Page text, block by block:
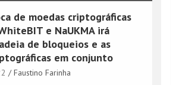
de moedas criptográficas
e NaUKMA irá
de bloqueios e as
em conjunto
Faustino Farinha